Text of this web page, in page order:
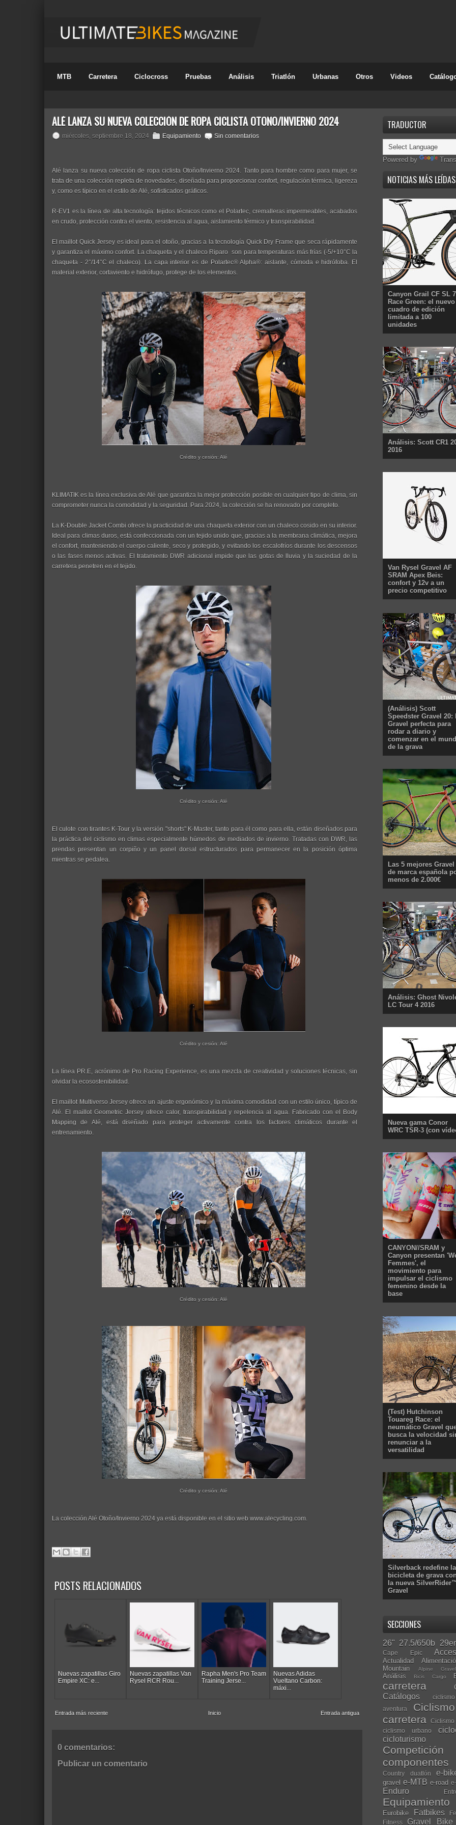
MTB Carretera Ciclocross Pruebas Análisis Triatlón Urbanas Otros Videos
ALÉ LANZA SU NUEVA COLECCIÓN DE ROPA CICLISTA OTOÑO/INVIERNO 2024
miércoles, septiembre 18, 2024 Equipamiento Sin comentarios
Alé lanza su nueva colección de ropa ciclista Otoño/Invierno 2024. Tanto para hombre como para mujer, se
trata de una colección repleta de novedades, diseñada para proporcionar confort, regulación térmica, ligereza
y, como es típico en el estilo de Alé, sofisticados gráficos.
R-EV1 es la línea de alta tecnología: tejidos técnicos como el Polartec, cremalleras impermeables, acabados
en crudo, protección contra el viento, resistencia al agua, aislamiento térmico y transpirabilidad.
El maillot Quick Jersey es ideal para el otoño, gracias a la tecnología Quick Dry Frame que seca rápidamente
y garantiza el máximo confort. La chaqueta y el chaleco Riparo son para temperaturas más frías (-5/+10°C la
chaqueta - 2°/14°C el chaleco). La capa interior es de Polartec® Alpha®: aislante, cómoda e hidrófoba. El
material exterior, cortaviento e hidrófugo, protege de los elementos.
Crédito y cesión: Alé
KLIMATIK es la línea exclusiva de Alé que garantiza la mejor protección posible en cualquier tipo de clima, sin
comprometer nunca la comodidad y la seguridad. Para 2024, la colección se ha renovado por completo.
La K-Double Jacket Combi ofrece la practicidad de una chaqueta exterior con un chaleco cosido en su interior.
Ideal para climas duros, está confeccionada con un tejido unido que, gracias a la membrana climática, mejora
el confort, manteniendo el cuerpo caliente, seco y protegido, y evitando los escalofríos durante los descensos
o las fases menos activas. El tratamiento DWR adicional impide que las gotas de lluvia y la suciedad de la
carretera penetren en el tejido.
Crédito y cesión: Alé
El culote con tirantes K-Tour y la versión "shorts" K-Master, tanto para él como para ella, están diseñados para
la práctica del ciclismo en climas especialmente húmedos de mediados de invierno. Tratadas con DWR, las
prendas presentan un corpiño y un panel dorsal estructurados para permanecer en la posición óptima
mientras se pedalea.
Crédito y cesión: Alé
La línea PR.E, acrónimo de Pro Racing Experience, es una mezcla de creatividad y soluciones técnicas, sin
olvidar la ecosostenibilidad.
El maillot Multiverso Jersey ofrece un ajuste ergonómico y la máxima comodidad con un estilo único, típico de
Alé. El maillot Geometric Jersey ofrece calor, transpirabilidad y repelencia al agua. Fabricado con el Body
Mapping de Alé, está diseñado para proteger activamente contra los factores climáticos durante el
entrenamiento.
Crédito y cesión: Alé
Crédito y cesión: Alé
La colección Alé Otoño/Invierno 2024 ya está disponible en el sitio web www.alecycling.com.
POSTS RELACIONADOS
Nuevas zapatillas Giro
Empire XC: e...
Nuevas zapatillas Van
Rysel RCR Rou...
Rapha Men's Pro Team
Training Jerse...
Nuevas Adidas
Vueltano Carbon:
máxi...
Entrada más reciente Entrada antigua
Inicio
0 comentarios:
Publicar un comentario
TRADUCTOR
Powered by
NOTICIAS MÁS LEÍDAS
Canyon Grail CF SL 7
Race Green: el nuevo
cuadro de edición
limitada a 100
unidades
Análisis: Scott CR1
2016
Van Rysel Gravel AF
SRAM Apex Beis:
confort y 12v a un
precio competitivo
(Análisis) Scott
Speedster Gravel 20:
Gravel perfecta para
rodar a diario y
comenzar en el
de la grava
Las 5 mejores Gravel
de marca española
menos de 2.000€
Análisis: Ghost
LC Tour 4 2016
Nueva gama Conor
WRC TSR-3 (con
CANYON//SRAM y
Canyon presentan
Femmes', el
movimiento para
impulsar el ciclismo
femenino desde la
base
(Test) Hutchinson
Touareg Race: el
neumático Gravel
busca la velocidad
renunciar a la
versatilidad
Silverback redefine la
bicicleta de grava
la nueva
Gravel
SECCIONES
26" 27.5/650b 29er
Cape Epic
Actualidad
Mountain
Alpine
Análisis Bicis Cargo
carretera
Catálogos
aventura
carretera
Ciclismo
ciclismo urbano
cicloturismo
Competición
componentes
Country duatlón e-
gravel e-MTB e-road
Enduro
Equipamiento
Eurobike Fatbikes
Fitness
Gravel Bike